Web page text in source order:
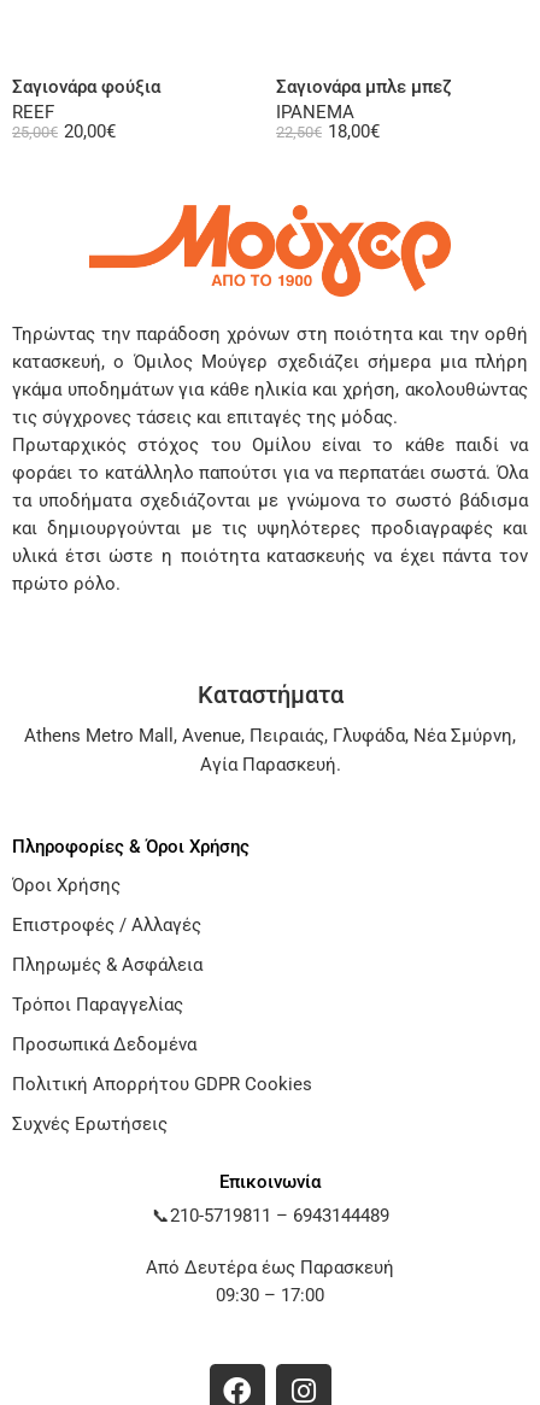
Σαγιονάρα φούξια
REEF
25,00€ 20,00€
Σαγιονάρα μπλε μπεζ
IPANEMA
22,50€ 18,00€
Τηρώντας την παράδοση χρόνων στη ποιότητα και την ορθή
κατασκευή, ο Όμιλος Μούγερ σχεδιάζει σήμερα μια πλήρη
γκάμα υποδημάτων για κάθε ηλικία και χρήση, ακολουθώντας
τις σύγχρονες τάσεις και επιταγές της μόδας.
Πρωταρχικός στόχος του Ομίλου είναι το κάθε παιδί να
φοράει το κατάλληλο παπούτσι για να περπατάει σωστά. Όλα
τα υποδήματα σχεδιάζονται με γνώμονα το σωστό βάδισμα
και δημιουργούνται με τις υψηλότερες προδιαγραφές και
υλικά έτσι ώστε η ποιότητα κατασκευής να έχει πάντα τον
πρώτο ρόλο.
Καταστήματα
Athens Metro Mall , Avenue, Πειραιάς, Γλυφάδα, Νέα Σμύρνη,
Αγία Παρασκευή.
Πληροφορίες & Όροι Χρήσης
Όροι Χρήσης
Επιστροφές / Αλλαγές
Πληρωμές & Ασφάλεια
Τρόποι Παραγγελίας
Προσωπικά Δεδομένα
Πολιτική Απορρήτου GDPR Cookies
Συχνές Ερωτήσεις
Επικοινωνία
📞210-5719811 – 6943144489
Από Δευτέρα έως Παρασκευή
09:30 – 17:00